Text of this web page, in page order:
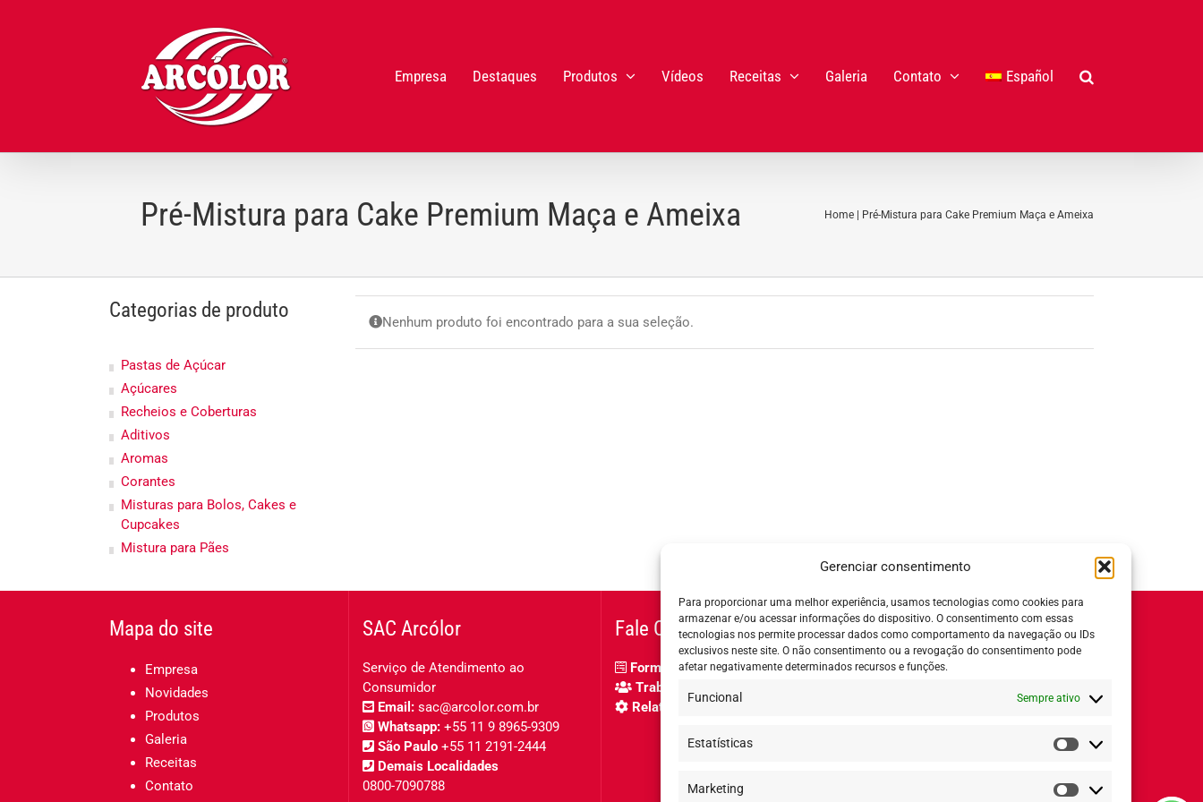
Gerenciar consentimento
Para proporcionar uma melhor experiência, usamos tecnologias como cookies para
armazenar e/ou acessar informações do dispositivo. O consentimento com essas
tecnologias nos permite processar dados como comportamento da navegação ou IDs
exclusivos neste site. O não consentimento ou a revogação do consentimento pode
afetar negativamente determinados recursos e funções.
Funcional Sempre ativo
Estatísticas
Estatísticas
Marketing
Marketing
Empresa Destaques Produtos Vídeos Receitas Galeria Contato Español
Pré-Mistura para Cake Premium Maça e Ameixa Home Pré-Mistura para Cake Premium Maça e Ameixa
Nenhum produto foi encontrado para a sua seleção.
Categorias de produto
Pastas de Açúcar
Açúcares
Recheios e Coberturas
Aditivos
Aromas
Corantes
Misturas para Bolos, Cakes e
Cupcakes
Mistura para Pães
Mapa do site
Empresa
Novidades
Produtos
Galeria
Receitas
Contato
SAC Arcólor
Serviço de Atendimento ao
Consumidor
Email: sac@arcolor.com.br
Whatsapp: +55 11 9 8965-9309
São Paulo +55 11 2191-2444
Demais Localidades
0800-7090788
Fale Conosco
Formulário de contato
Trabalhe Conosco
Relatório de igualdade salarial
Horário de Atendimento:
Segunda a quinta-feira: